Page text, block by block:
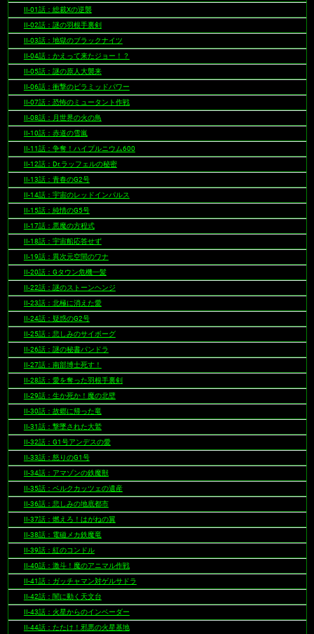
II-01話：総裁Xの逆襲
II-02話：謎の羽根手裏剣
II-03話：地獄のブラックナイツ
II-04話：かえって来たジョー！？
II-05話：謎の原人大襲来
II-06話：衝撃のピラミッドパワー
II-07話：恐怖のミュータント作戦
II-08話：月世界の火の鳥
II-10話：赤道の雪嵐
II-11話：争奪！ハイプルニウム600
II-12話：Dr.ラッフェルの秘密
II-13話：青春のG2号
II-14話：宇宙のレッドインパルス
II-15話：純情のG5号
II-17話：悪魔の方程式
II-18話：宇宙船応答せず
II-19話：異次元空間のワナ
II-20話：Gタウン危機一髪
II-22話：謎のストーンヘンジ
II-23話：北極に消えた愛
II-24話：疑惑のG2号
II-25話：悲しみのサイボーグ
II-26話：謎の秘書パンドラ
II-27話：南部博士死す！
II-28話：愛を奪った羽根手裏剣
II-29話：生か死か！魔の北壁
II-30話：故郷に帰った竜
II-31話：撃墜された大鷲
II-32話：G1号アンデスの愛
II-33話：怒りのG1号
II-34話：アマゾンの鉄魔獣
II-35話：ベルクカッツェの遺産
II-36話：悲しみの地底都市
II-37話：燃えろ！はがねの翼
II-38話：電磁メカ鉄魔竜
II-39話：紅のコンドル
II-40話：激斗！魔のアニマル作戦
II-41話：ガッチャマン対ゲルサドラ
II-42話：闇に動く天文台
II-43話：火星からのインベーダー
II-44話：たたけ！邪悪の火星基地